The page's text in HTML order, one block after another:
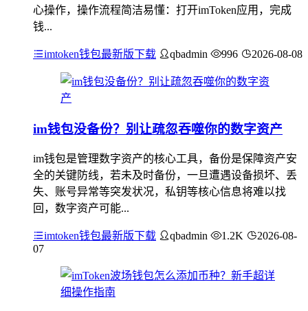
心操作，操作流程简洁易懂：打开imToken应用，完成
钱...
imtoken钱包最新版下载 qbadmin 996 2026-08-08
im钱包没备份？别让疏忽吞噬你的数字资产
im钱包是管理数字资产的核心工具，备份是保障资产安
全的关键防线，若未及时备份，一旦遭遇设备损坏、丢
失、账号异常等突发状况，私钥等核心信息将难以找
回，数字资产可能...
imtoken钱包最新版下载 qbadmin 1.2K
2026-08-
07